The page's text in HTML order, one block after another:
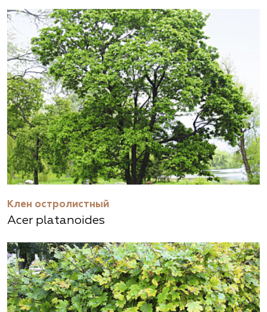
Клен остролистный
Acer platanoides